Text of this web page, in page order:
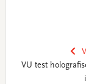
VU test